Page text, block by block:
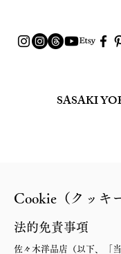
SASAKI
Cookie（クッキ
法的免責事項
佐々木洋品店（以下、「